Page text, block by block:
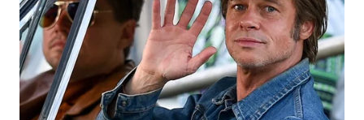
TAPANULI
UTARA
WN
SAMOSIR